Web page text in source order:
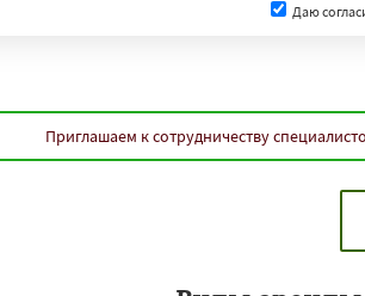
Даю
Приглашаем к сотрудничеству